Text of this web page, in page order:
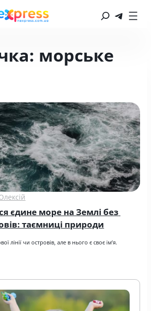
морське
єдине море на Землі без
таємниці природи
лінії чи островів, але в нього є своє ім’я.